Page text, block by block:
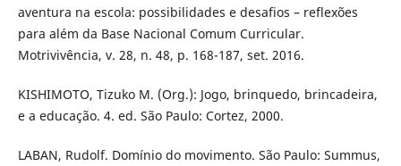
aventura na escola: possibilidades e desafios – reflexões
para além da Base Nacional Comum Curricular.
Motrivivência, v. 28, n. 48, p. 168-187, set. 2016.
KISHIMOTO, Tizuko M. (Org.): Jogo, brinquedo, brincadeira,
e a educação. 4. ed. São Paulo: Cortez, 2000.
LABAN, Rudolf. Domínio do movimento. São Paulo: Summus,